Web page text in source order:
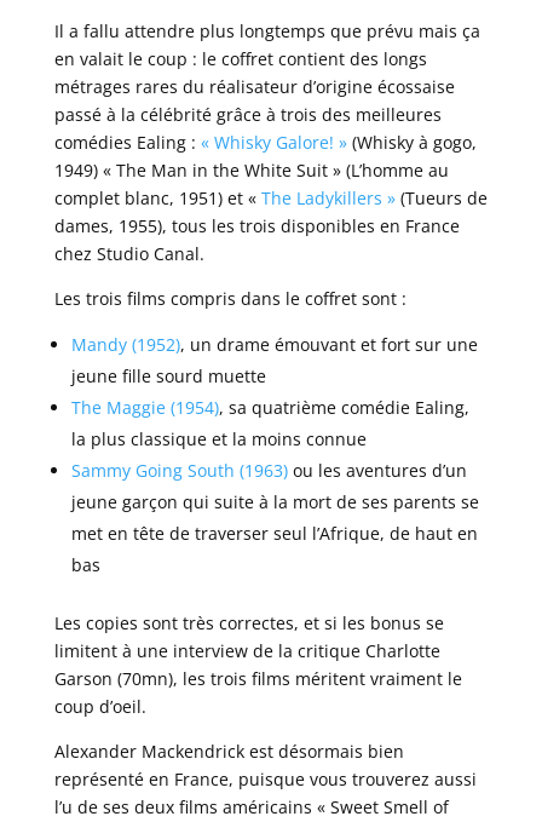
Il a fallu attendre plus longtemps que prévu mais ça
en valait le coup : le coffret contient des longs
métrages rares du réalisateur d’origine écossaise
passé à la célébrité grâce à trois des meilleures
comédies Ealing : « Whisky Galore! »(Whisky à gogo,
1949) « The Man in the White Suit » (L’homme au
complet blanc, 1951) et « The Ladykillers »(Tueurs de
dames, 1955), tous les trois disponibles en France
chez Studio Canal.
Les trois films compris dans le coffret sont :
Mandy (1952), un drame émouvant et fort sur une
jeune fille sourd muette
The Maggie (1954), sa quatrième comédie Ealing,
la plus classique et la moins connue
Sammy Going South (1963)ou les aventures d’un
jeune garçon qui suite à la mort de ses parents se
met en tête de traverser seul l’Afrique, de haut en
bas
Les copies sont très correctes, et si les bonus se
limitent à une interview de la critique Charlotte
Garson (70mn), les trois films méritent vraiment le
coup d’oeil.
Alexander Mackendrick est désormais bien
représenté en France, puisque vous trouverez aussi
l’u de ses deux films américains « Sweet Smell of